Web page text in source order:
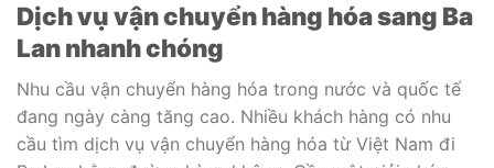
Dịch vụ vận chuyển hàng hóa sang Ba
Lan nhanh chóng
Nhu cầu vận chuyển hàng hóa trong nước và quốc tế
đang ngày càng tăng cao. Nhiều khách hàng có nhu
cầu tìm dịch vụ vận chuyển hàng hóa từ Việt Nam đi